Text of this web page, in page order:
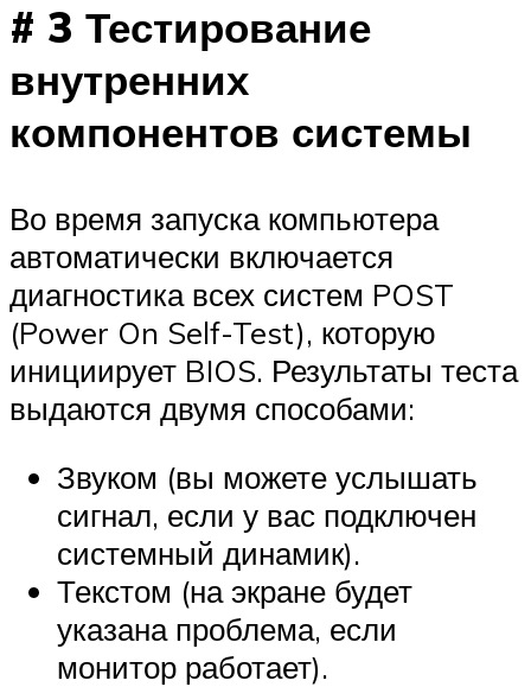
# 3 Тестирование
внутренних
компонентов системы
Во время запуска компьютера
автоматически включается
диагностика всех систем POST
(Power On Self-Test), которую
инициирует BIOS. Результаты теста
выдаются двумя способами:
Звуком (вы можете услышать
сигнал, если у вас подключен
системный динамик).
Текстом (на экране будет
указана проблема, если
монитор работает).